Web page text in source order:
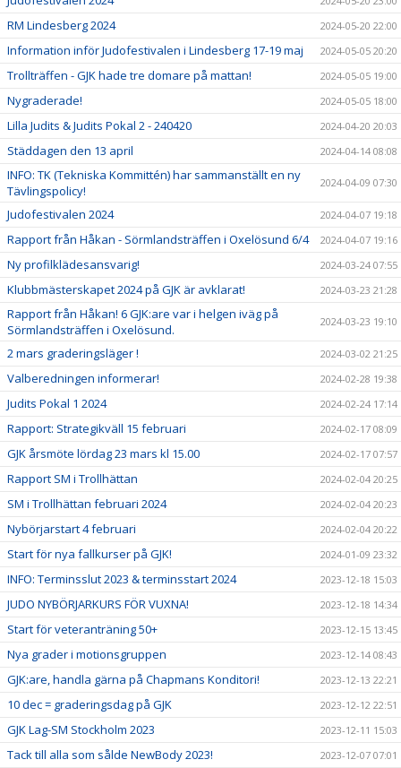
RM Lindesberg 2024 2024-05-20 22:00
Information inför Judofestivalen i Lindesberg 17-19 maj 2024-05-05 20:20
Trollträffen - GJK hade tre domare på mattan! 2024-05-05 19:00
Nygraderade! 2024-05-05 18:00
Lilla Judits & Judits Pokal 2 - 240420 2024-04-20 20:03
Städdagen den 13 april 2024-04-14 08:08
INFO: TK (Tekniska Kommittén) har sammanställt en ny
Tävlingspolicy!
2024-04-09 07:30
Judofestivalen 2024 2024-04-07 19:18
Rapport från Håkan - Sörmlandsträffen i Oxelösund 6/4 2024-04-07 19:16
Ny profilklädesansvarig! 2024-03-24 07:55
Klubbmästerskapet 2024 på GJK är avklarat! 2024-03-23 21:28
Rapport från Håkan! 6 GJK:are var i helgen iväg på
Sörmlandsträffen i Oxelösund.
2024-03-23 19:10
2 mars graderingsläger ! 2024-03-02 21:25
Valberedningen informerar! 2024-02-28 19:38
Judits Pokal 1 2024 2024-02-24 17:14
Rapport: Strategikväll 15 februari 2024-02-17 08:09
GJK årsmöte lördag 23 mars kl 15.00 2024-02-17 07:57
Rapport SM i Trollhättan 2024-02-04 20:25
SM i Trollhättan februari 2024 2024-02-04 20:23
Nybörjarstart 4 februari 2024-02-04 20:22
Start för nya fallkurser på GJK! 2024-01-09 23:32
INFO: Terminsslut 2023 & terminsstart 2024 2023-12-18 15:03
JUDO NYBÖRJARKURS FÖR VUXNA! 2023-12-18 14:34
Start för veteranträning 50+ 2023-12-15 13:45
Nya grader i motionsgruppen 2023-12-14 08:43
GJK:are, handla gärna på Chapmans Konditori! 2023-12-13 22:21
10 dec = graderingsdag på GJK 2023-12-12 22:51
GJK Lag-SM Stockholm 2023 2023-12-11 15:03
Tack till alla som sålde NewBody 2023! 2023-12-07 07:01